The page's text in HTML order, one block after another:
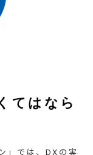
てはなら
」では、DXの実